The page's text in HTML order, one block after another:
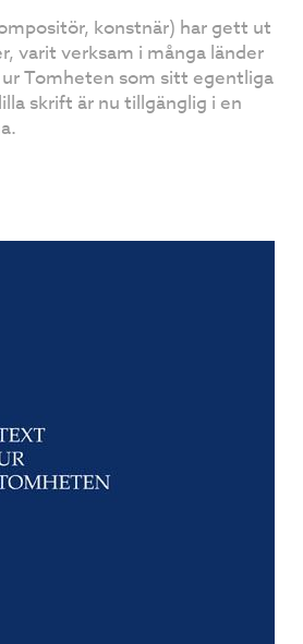
konstnär) har gett ut
varit verksam i många länder
Tomheten som sitt egentliga
skrift är nu tillgänglig i en